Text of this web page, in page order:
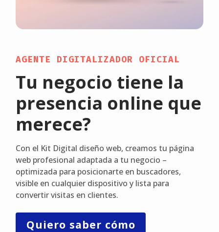
AGENTE DIGITALIZADOR OFICIAL
Tu negocio tiene la
presencia online que
merece?
Con el Kit Digital diseño web, creamos tu página
web profesional adaptada a tu negocio –
optimizada para posicionarte en buscadores,
visible en cualquier dispositivo y lista para
convertir visitas en clientes.
Quiero saber cómo